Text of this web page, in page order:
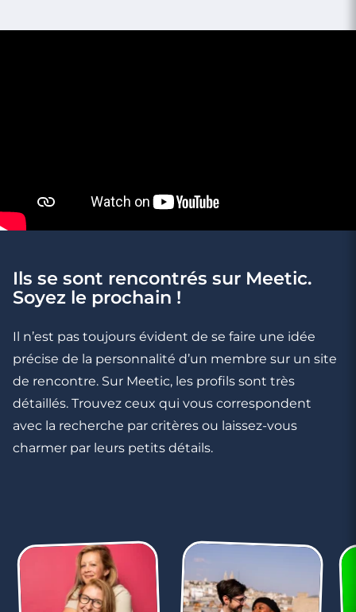
Rencontre à La Ciotat
4 minutes
Rencontre à Rognac
Ils se sont rencontrés sur Meetic.
Soyez le prochain !
Il n’est pas toujours évident de se faire une idée
précise de la personnalité d’un membre sur un site
de rencontre. Sur Meetic, les profils sont très
détaillés. Trouvez ceux qui vous correspondent
avec la recherche par critères ou laissez-vous
charmer par leurs petits détails.